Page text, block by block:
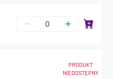
PRODUKT
NIEDOSTĘPNY